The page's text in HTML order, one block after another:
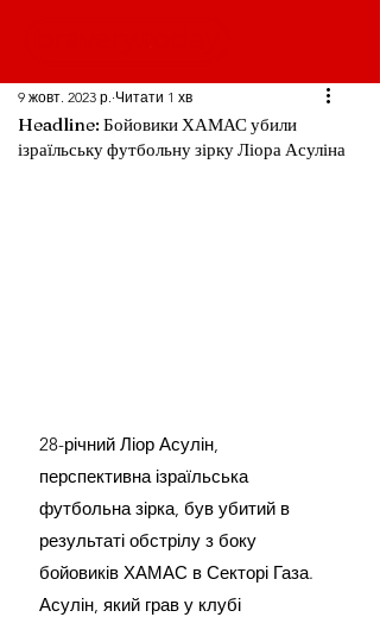
Headline: Бойовики ХАМАС убили
ізраїльську футбольну зірку Ліора Асуліна
9 жовт. 2023 р. Читати 1 хв
28-річний Ліор Асулін,
перспективна ізраїльська
футбольна зірка, був убитий в
результаті обстрілу з боку
бойовиків ХАМАС в Секторі Газа.
Асулін, який грав у клубі